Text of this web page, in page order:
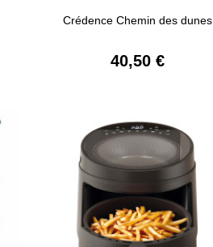
Crédence Chemin des dunes
40,50 €